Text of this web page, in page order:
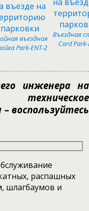
въездная
Park-ENT-2
Въездная
Card Park-
инженера на
техническое
воспользуйтесь
распашных
шлагбаумов и